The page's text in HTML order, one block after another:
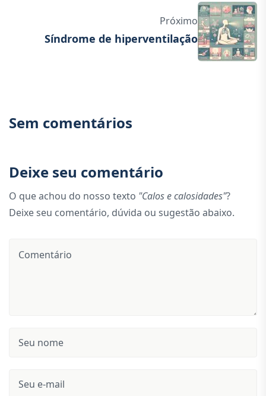
Próximo
Síndrome de hiperventilação
Sem comentários
Deixe seu comentário
O que achou do nosso texto "Calos e calosidades"?
Deixe seu comentário, dúvida ou sugestão abaixo.